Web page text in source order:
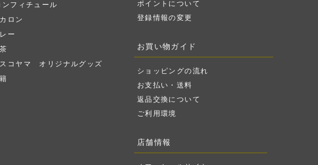
ンフィチュール
ロン
ー
コヤマ オリジナルグッズ
ポイントについて
登録情報の変更
お買い物ガイド
ショッピングの流れ
お支払い・送料
返品交換について
ご利用環境
店舗情報